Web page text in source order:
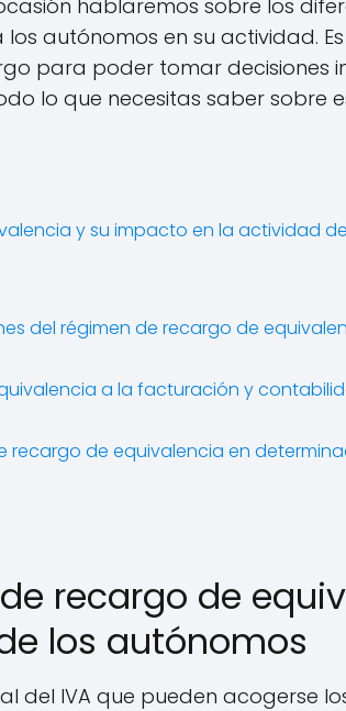
hablaremos sobre los
autónomos en su actividad.
para poder tomar decisiones
lo que necesitas saber sobre
y su impacto en la actividad
del régimen de recargo de
a la facturación y
recargo de equivalencia en
recargo de
los autónomos
del IVA que pueden acogerse